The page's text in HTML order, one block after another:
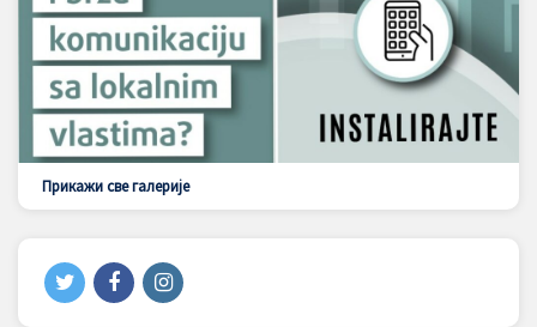
Прикажи све галерије